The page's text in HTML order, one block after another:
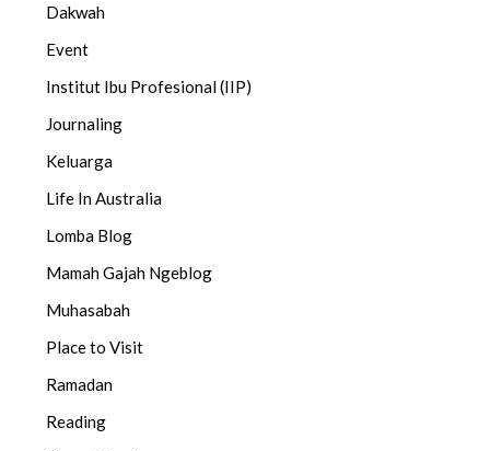
Dakwah
Event
Institut Ibu Profesional (IIP)
Journaling
Keluarga
Life In Australia
Lomba Blog
Mamah Gajah Ngeblog
Muhasabah
Place to Visit
Ramadan
Reading